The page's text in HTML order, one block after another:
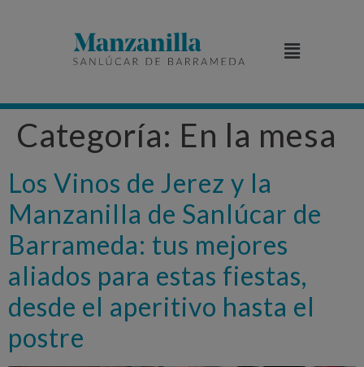
Categoría: En la mesa
Los Vinos de Jerez y la
Manzanilla de Sanlúcar de
Barrameda: tus mejores
aliados para estas fiestas,
desde el aperitivo hasta el
postre